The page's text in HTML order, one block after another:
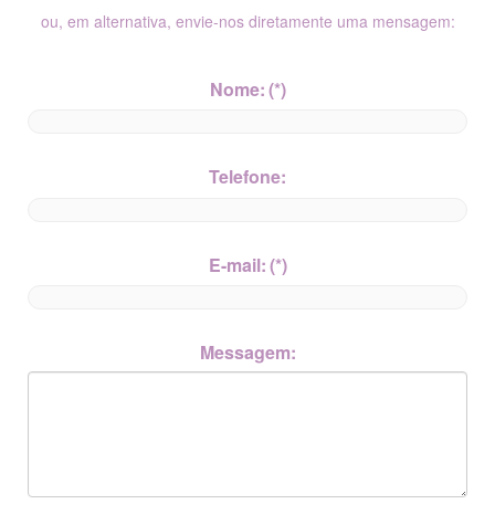
ou, em alternativa, envie-nos diretamente uma mensagem:
Nome:(*)
Telefone:
E-mail:(*)
Messagem: